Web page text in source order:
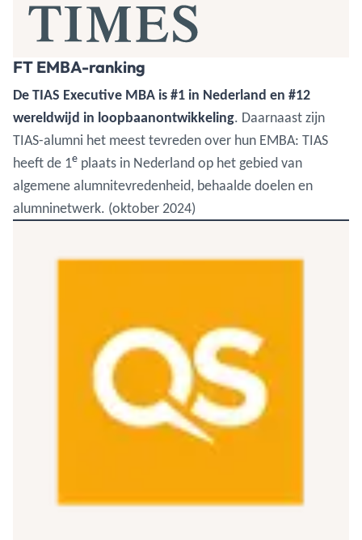
FT EMBA-ranking
De TIAS Executive MBA is #1 in Nederland en #12
wereldwijd in loopbaanontwikkeling. Daarnaast zijn
TIAS-alumni het meest tevreden over hun EMBA: TIAS
heeft de 1e plaats in Nederland op het gebied van
algemene alumnitevredenheid, behaalde doelen en
alumninetwerk. (oktober 2024)